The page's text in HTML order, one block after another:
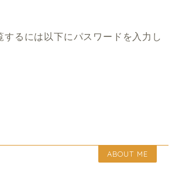
るには以下にパスワードを入力し
ABOUT ME